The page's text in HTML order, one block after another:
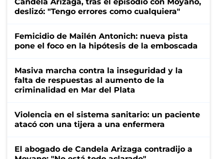
deslizó: "Tengo errores como cualquiera"
Femicidio de Mailén Antonich: nueva pista
pone el foco en la hipótesis de la emboscada
Masiva marcha contra la inseguridad y la
falta de respuestas al aumento de la
criminalidad en Mar del Plata
Violencia en el sistema sanitario: un paciente
atacó con una tijera a una enfermera
El abogado de Candela Arizaga contradijo a